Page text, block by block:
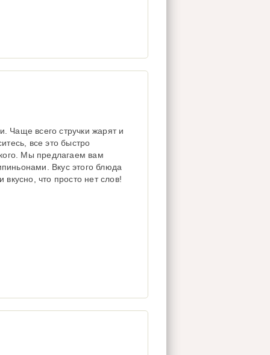
Чаще всего стручки жарят и
все это быстро
Мы предлагаем вам
Вкус этого блюда
что просто нет слов!